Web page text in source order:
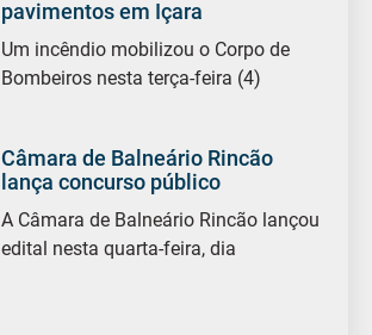
pavimentos em Içara
Um incêndio mobilizou o Corpo de
Bombeiros nesta terça-feira (4)
Câmara de Balneário Rincão
lança concurso público
A Câmara de Balneário Rincão lançou
edital nesta quarta-feira, dia